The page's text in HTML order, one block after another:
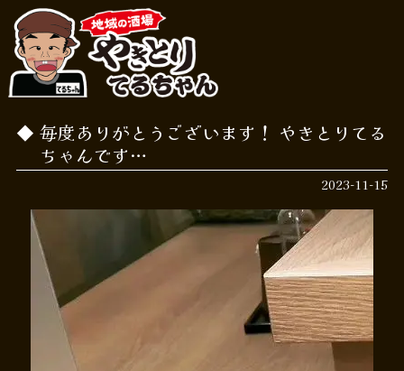
毎度ありがとうございます！ やきとりてる
ちゃんです…
2023-11-15